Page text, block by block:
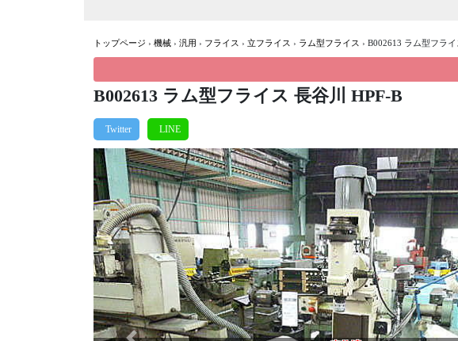
トップページ › 機械 › 汎用 › フライス › 立フライス › ラム型フライス › B002613 ラム型フラ
B002613 ラム型フライス 長谷川 HPF-B